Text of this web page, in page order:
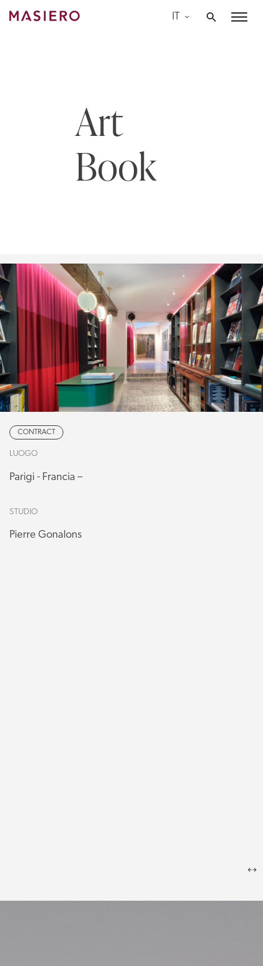
Skip
IT
Art
Book
CONTRACT
LUOGO
Parigi - Francia –
STUDIO
Pierre Gonalons